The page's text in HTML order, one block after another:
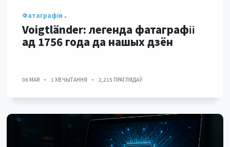
Фатаграфія
Voigtländer: легенда фатаграфіі
ад 1756 года да нашых дзён
08 MAR 1 ХВ ЧЫТАННЯ 2,215 ПРАГЛЯДАЎ